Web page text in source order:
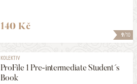
9/10
140 Kč
KOLEKTIV
ProFile 1 Pre-intermediate Student´s
Book